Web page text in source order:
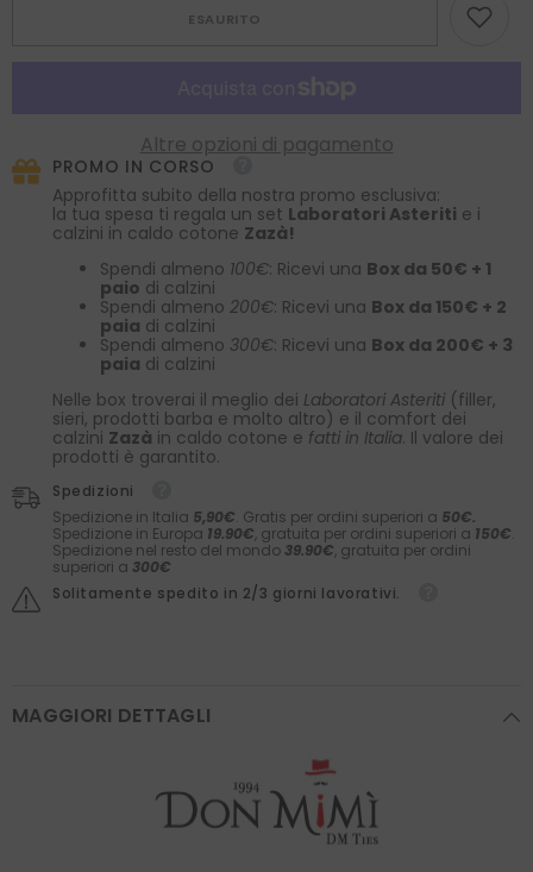
raso
ESAURITO
Altre opzioni di pagamento
PROMO IN CORSO
Approfitta subito della nostra promo esclusiva:
la tua spesa ti regala un set Laboratori Asteriti e i
calzini in caldo cotone Zazà!
Spendi almeno 100€: Ricevi una Box da 50€ + 1
paio di calzini
Spendi almeno 200€: Ricevi una Box da 150€ + 2
paia di calzini
Spendi almeno 300€: Ricevi una Box da 200€ + 3
paia di calzini
Nelle box troverai il meglio dei Laboratori Asteriti (filler,
sieri, prodotti barba e molto altro) e il comfort dei
calzini Zazà in caldo cotone e fatti in Italia. Il valore dei
prodotti è garantito.
Spedizioni
Spedizione in Italia 5,90€. Gratis per ordini superiori a 50€.
Spedizione in Europa 19.90€, gratuita per ordini superiori a 150€.
Spedizione nel resto del mondo 39.90€, gratuita per ordini
superiori a 300€
Solitamente spedito in 2/3 giorni lavorativi.
MAGGIORI DETTAGLI